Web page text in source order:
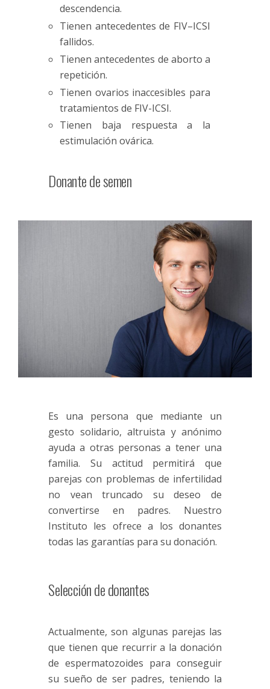
descendencia.
Tienen antecedentes de FIV–ICSI
fallidos.
Tienen antecedentes de aborto a
repetición.
Tienen ovarios inaccesibles para
tratamientos de FIV-ICSI.
Tienen baja respuesta a la
estimulación ovárica.
Donante de semen
Es una persona que mediante un
gesto solidario, altruista y anónimo
ayuda a otras personas a tener una
familia. Su actitud permitirá que
parejas con problemas de infertilidad
no vean truncado su deseo de
convertirse en padres. Nuestro
Instituto les ofrece a los donantes
todas las garantías para su donación.
Selección de donantes
Actualmente, son algunas parejas las
que tienen que recurrir a la donación
de espermatozoides para conseguir
su sueño de ser padres, teniendo la